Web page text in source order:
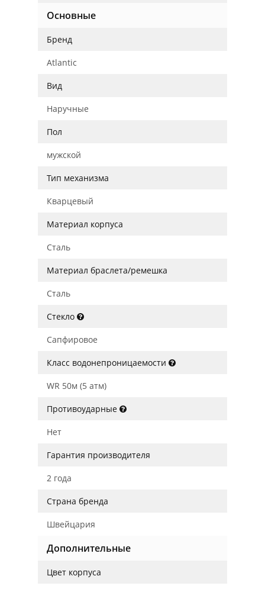
Основные
Бренд
Atlantic
Вид
Наручные
Пол
мужской
Тип механизма
Кварцевый
Материал корпуса
Сталь
Материал браслета/ремешка
Сталь
Стекло
Сапфировое
Класс водонепроницаемости
WR 50м (5 атм)
Противоударные
Нет
Гарантия производителя
2 года
Страна бренда
Швейцария
Дополнительные
Цвет корпуса